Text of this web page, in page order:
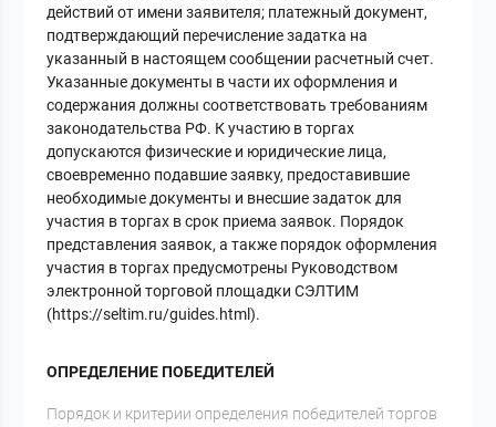
действий от имени заявителя; платежный документ,
подтверждающий перечисление задатка на
указанный в настоящем сообщении расчетный счет.
Указанные документы в части их оформления и
содержания должны соответствовать требованиям
законодательства РФ. К участию в торгах
допускаются физические и юридические лица,
своевременно подавшие заявку, предоставившие
необходимые документы и внесшие задаток для
участия в торгах в срок приема заявок. Порядок
представления заявок, а также порядок оформления
участия в торгах предусмотрены Руководством
электронной торговой площадки СЭЛТИМ
(https://seltim.ru/guides.html).
ОПРЕДЕЛЕНИЕ ПОБЕДИТЕЛЕЙ
Порядок и критерии определения победителей торгов